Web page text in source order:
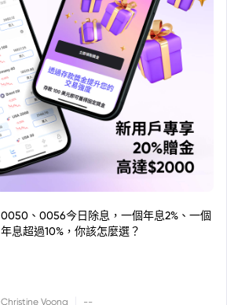
0050、0056今日除息，一個年息2%、一個
年息超過10%，你該怎麼選？
Christine Voong --